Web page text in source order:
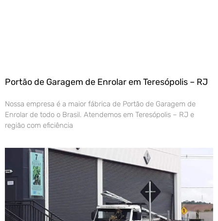
Portão de Garagem de Enrolar em Teresópolis – RJ
Nossa empresa é a maior fábrica de Portão de Garagem de
Enrolar de todo o Brasil. Atendemos em Teresópolis – RJ e
região com eficiência